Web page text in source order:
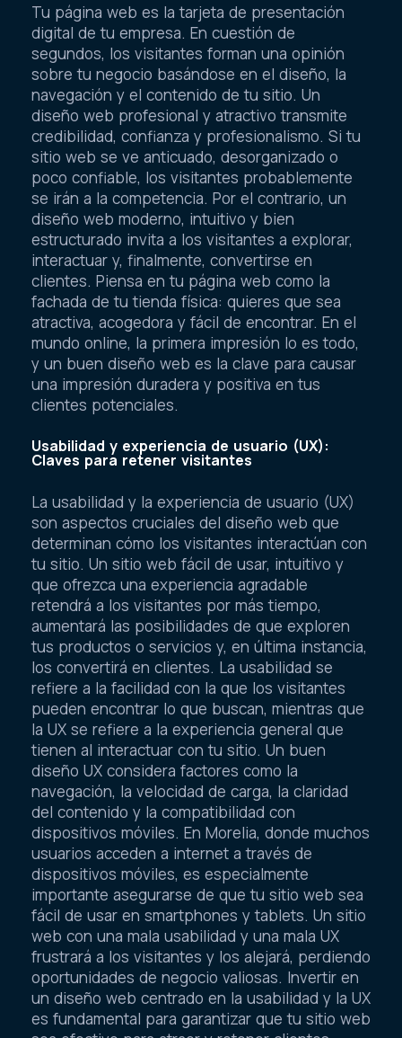
Tu página web es la tarjeta de presentación
digital de tu empresa. En cuestión de
segundos, los visitantes forman una opinión
sobre tu negocio basándose en el diseño, la
navegación y el contenido de tu sitio. Un
diseño web profesional y atractivo transmite
credibilidad, confianza y profesionalismo. Si tu
sitio web se ve anticuado, desorganizado o
poco confiable, los visitantes probablemente
se irán a la competencia. Por el contrario, un
diseño web moderno, intuitivo y bien
estructurado invita a los visitantes a explorar,
interactuar y, finalmente, convertirse en
clientes. Piensa en tu página web como la
fachada de tu tienda física: quieres que sea
atractiva, acogedora y fácil de encontrar. En el
mundo online, la primera impresión lo es todo,
y un buen diseño web es la clave para causar
una impresión duradera y positiva en tus
clientes potenciales.
Usabilidad y experiencia de usuario (UX):
Claves para retener visitantes
La usabilidad y la experiencia de usuario (UX)
son aspectos cruciales del diseño web que
determinan cómo los visitantes interactúan con
tu sitio. Un sitio web fácil de usar, intuitivo y
que ofrezca una experiencia agradable
retendrá a los visitantes por más tiempo,
aumentará las posibilidades de que exploren
tus productos o servicios y, en última instancia,
los convertirá en clientes. La usabilidad se
refiere a la facilidad con la que los visitantes
pueden encontrar lo que buscan, mientras que
la UX se refiere a la experiencia general que
tienen al interactuar con tu sitio. Un buen
diseño UX considera factores como la
navegación, la velocidad de carga, la claridad
del contenido y la compatibilidad con
dispositivos móviles. En Morelia, donde muchos
usuarios acceden a internet a través de
dispositivos móviles, es especialmente
importante asegurarse de que tu sitio web sea
fácil de usar en smartphones y tablets. Un sitio
web con una mala usabilidad y una mala UX
frustrará a los visitantes y los alejará, perdiendo
oportunidades de negocio valiosas. Invertir en
un diseño web centrado en la usabilidad y la UX
es fundamental para garantizar que tu sitio web